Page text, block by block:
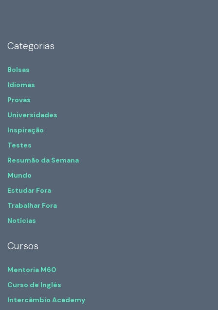
Categorias
Bolsas
Idiomas
Provas
Universidades
Inspiração
Testes
Resumão da Semana
Mundo
Estudar Fora
Trabalhar Fora
Notícias
Cursos
Mentoria M60
Curso de Inglês
Intercâmbio Academy